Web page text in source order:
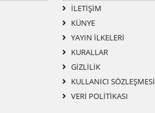
İLETIŞIM
KÜNYE
YAYIN İLKELERI
KURALLAR
GIZLILIK
KULLANICI SÖZLEŞMESI
VERI POLITIKASI